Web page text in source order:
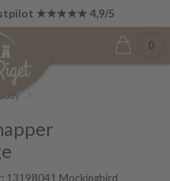
499 kr.★★★★★ 4,9/5
0
13198041 Mockingbird